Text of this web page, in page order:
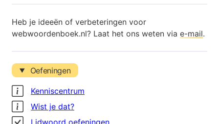
Heb je ideeën of verbeteringen voor
webwoordenboek.nl? Laat het ons weten via e-mail.
Oefeningen
Kenniscentrum
Wist je dat?
Lidwoord oefeningen